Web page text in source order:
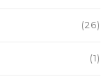
(26)
(1)